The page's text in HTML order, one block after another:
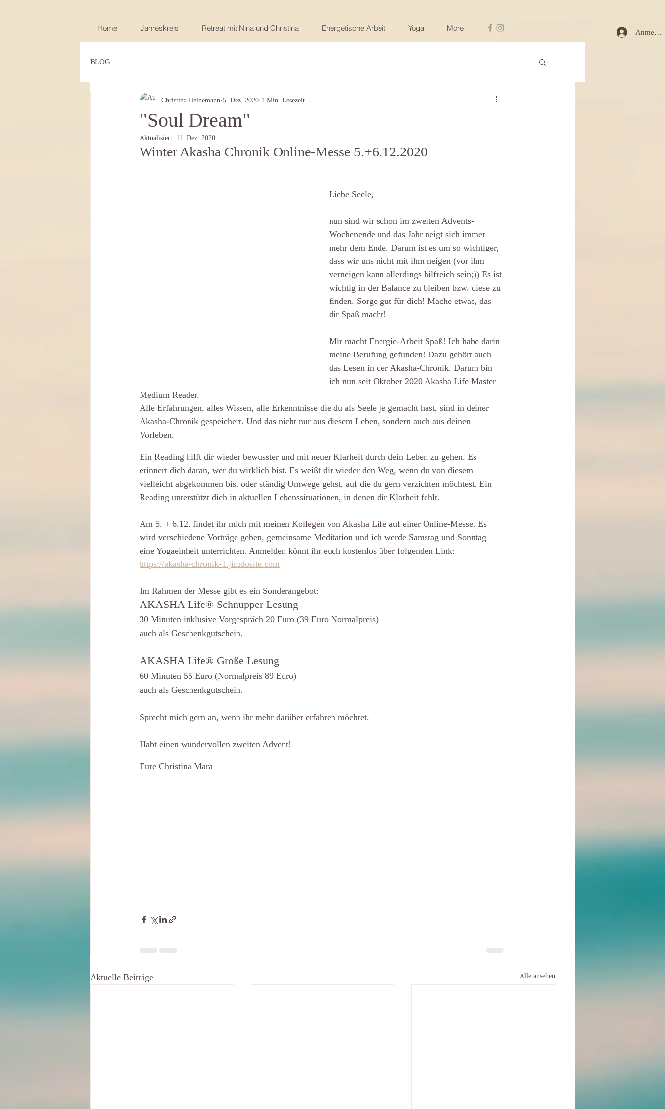
Home Jahreskreis Retreat mit Nina und Christina Energetische Arbeit Yoga More
BLOG
"Soul Dream"
Christina Heinemann 5. Dez. 2020 1 Min. Lesezeit
Aktualisiert: 11. Dez. 2020
Winter Akasha Chronik Online-Messe 5.+6.12.2020
Liebe Seele,
nun sind wir schon im zweiten Advents-
Wochenende und das Jahr neigt sich immer
mehr dem Ende. Darum ist es um so wichtiger,
dass wir uns nicht mit ihm neigen (vor ihm
verneigen kann allerdings hilfreich sein;)) Es ist
wichtig in der Balance zu bleiben bzw. diese zu
finden. Sorge gut für dich! Mache etwas, das
dir Spaß macht!
Mir macht Energie-Arbeit Spaß! Ich habe darin
meine Berufung gefunden! Dazu gehört auch
das Lesen in der Akasha-Chronik. Darum bin
ich nun seit Oktober 2020 Akasha Life Master
Medium Reader.
Alle Erfahrungen, alles Wissen, alle Erkenntnisse die du als Seele je gemacht hast, sind in deiner
Akasha-Chronik gespeichert. Und das nicht nur aus diesem Leben, sondern auch aus deinen
Vorleben.
Ein Reading hilft dir wieder bewusster und mit neuer Klarheit durch dein Leben zu gehen. Es
erinnert dich daran, wer du wirklich bist. Es weißt dir wieder den Weg, wenn du von diesem
vielleicht abgekommen bist oder ständig Umwege gehst, auf die du gern verzichten möchtest. Ein
Reading unterstützt dich in aktuellen Lebenssituationen, in denen dir Klarheit fehlt.
Am 5. + 6.12. findet ihr mich mit meinen Kollegen von Akasha Life auf einer Online-Messe. Es
wird verschiedene Vorträge geben, gemeinsame Meditation und ich werde Samstag und Sonntag
eine Yogaeinheit unterrichten. Anmelden könnt ihr euch kostenlos über folgenden Link:
https://akasha-chronik-1.jimdosite.com
Im Rahmen der Messe gibt es ein Sonderangebot:
AKASHA Life® Schnupper Lesung
30 Minuten inklusive Vorgespräch 20 Euro (39 Euro Normalpreis)
auch als Geschenkgutschein.
AKASHA Life® Große Lesung
60 Minuten 55 Euro (Normalpreis 89 Euro)
auch als Geschenkgutschein.
Sprecht mich gern an, wenn ihr mehr darüber erfahren möchtet.
Habt einen wundervollen zweiten Advent!
Eure Christina Mara
Aktuelle Beiträge Alle ansehen